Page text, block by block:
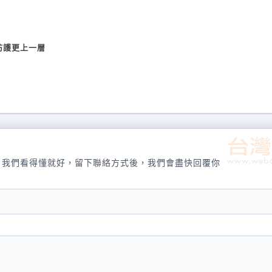
更上一層
們看得懂就好，留下聯絡方式後，我們會盡快回覆你